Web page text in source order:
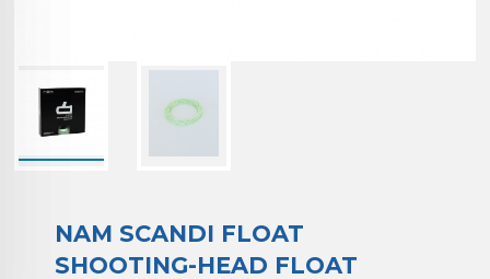
NAM SCANDI FLOAT
SHOOTING-HEAD FLOAT